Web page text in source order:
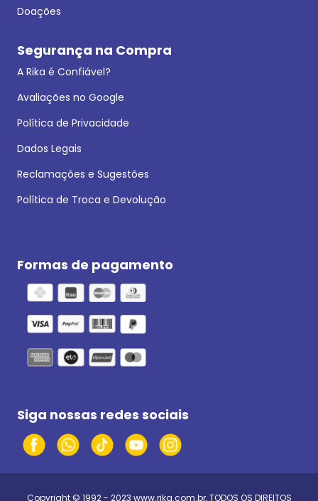
Doações
Segurança na Compra
A Rika é Confiável?
Avaliações no Google
Política de Privacidade
Dados Legais
Reclamações e Sugestões
Política de Troca e Devolução
Formas de pagamento
Siga nossas redes sociais
Copyright © 1992 - 2023 www.rika.com.br, TODOS OS DIREITOS